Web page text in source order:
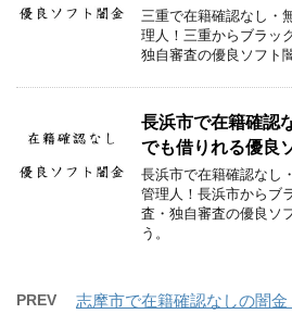
三重で在籍確認なし・
理人！三重からブラッ
独自審査の優良ソフト
長浜市で在籍確認
でも借りれる優良
長浜市で在籍確認なし
管理人！長浜市からブ
査・独自審査の優良ソ
う。
PREV
志摩市で在籍確認なしの闇